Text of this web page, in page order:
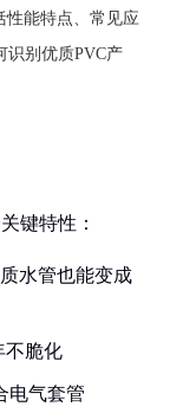
性能特点、常见应
识别优质PVC产
键特性：
水管也能变成
不脆化
电气套管